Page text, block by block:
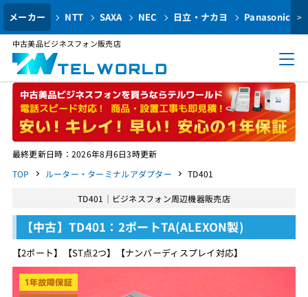
メーカー NTT SAXA NEC 日立・ナカヨ Panasonic >
中古美品ビジネスフォン販売店
最終更新日時：2026年8月6日3時更新
TOP
ルーター・ターミナルアダプター TD401
TD401｜ビジネスフォン周辺機器販売店
【中古】TD401：2ポートTA(ALEXON製)
【2ポート】【ST点2つ】【ナンバーディスプレイ対応】